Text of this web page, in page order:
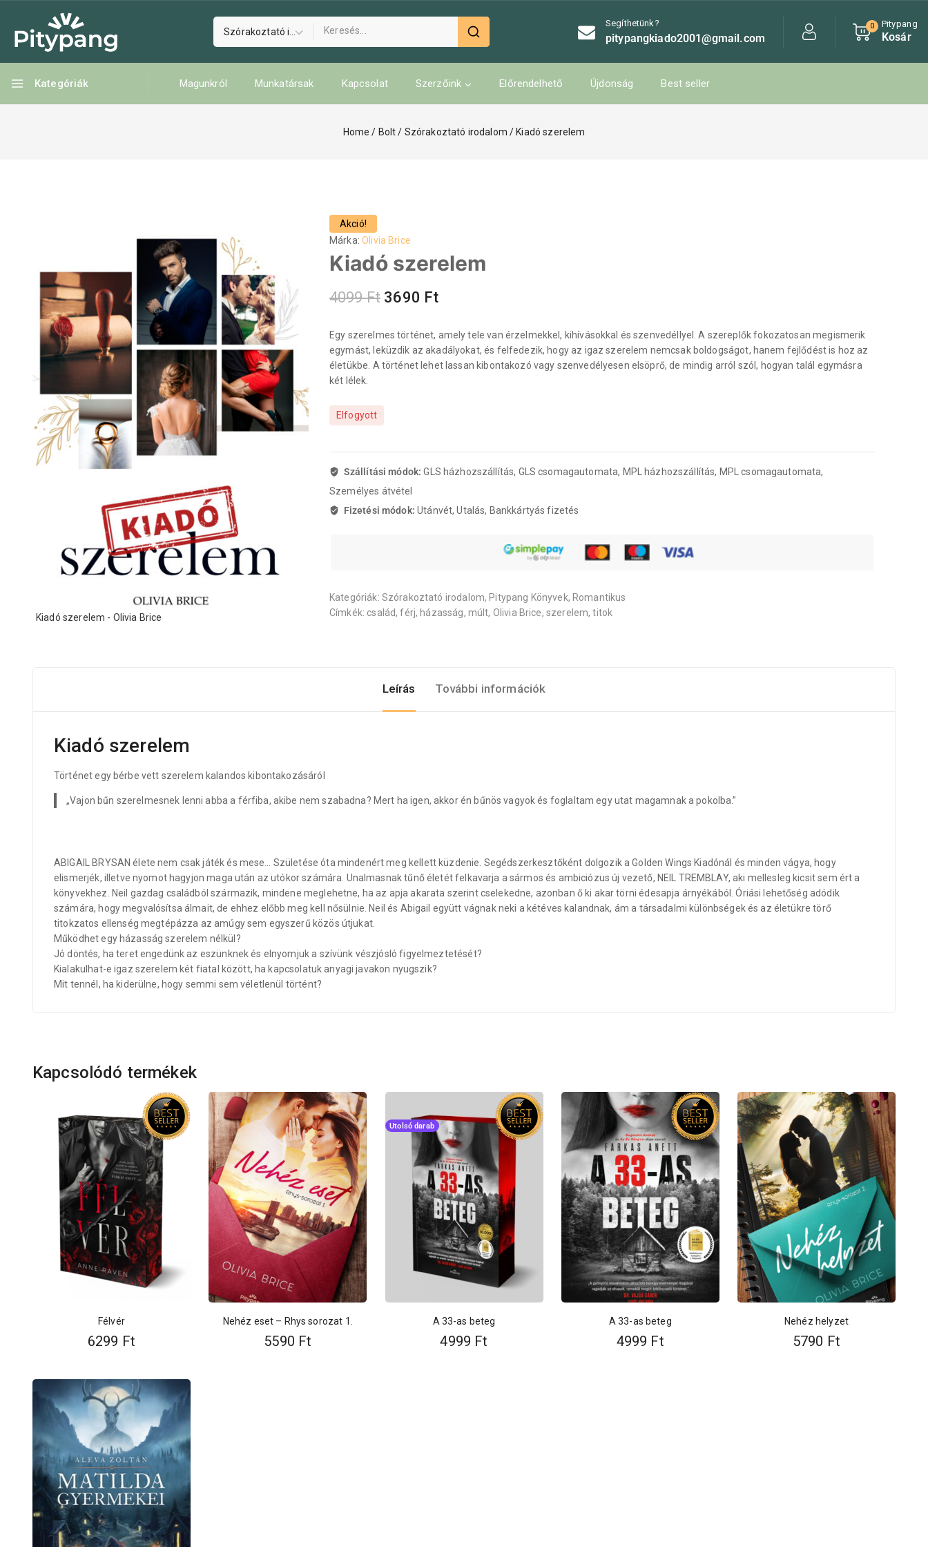
Segíthetünk?
pitypangkiado2001@gmail.com
0 Pitypang
Kosár
Kategóriák Magunkról Munkatársak Kapcsolat Szerzőink Előrendelhető Újdonság Best seller
Home / Bolt / Szórakoztató irodalom / Kiadó szerelem
Kiadó szerelem - Olivia Brice
Akció!
Márka:Olivia Brice
Kiadó szerelem
4099Ft 3690 Ft
Egy szerelmes történet, amely tele van érzelmekkel, kihívásokkal és szenvedéllyel. A szereplők fokozatosan megismerik
egymást, leküzdik az akadályokat, és felfedezik, hogy az igaz szerelem nemcsak boldogságot, hanem fejlődést is hoz az
életükbe. A történet lehet lassan kibontakozó vagy szenvedélyesen elsöprő, de mindig arról szól, hogyan talál egymásra
két lélek.
Elfogyott
Szállítási módok:GLS házhozszállítás, GLS csomagautomata, MPL házhozszállítás, MPL csomagautomata,
Személyes átvétel
Fizetési módok:Utánvét, Utalás, Bankkártyás fizetés
Kategóriák: Szórakoztató irodalom, Pitypang Könyvek, Romantikus
Címkék: család,férj, házasság, múlt, Olivia Brice, szerelem,titok
Leírás További információk
Kiadó szerelem
Történet egy bérbe vett szerelem kalandos kibontakozásáról
„Vajon bűn szerelmesnek lenni abba a férfiba, akibe nem szabadna? Mert ha igen, akkor én bűnös vagyok és foglaltam egy utat magamnak a pokolba.”
ABIGAIL BRYSAN élete nem csak játék és mese… Születése óta mindenért meg kellett küzdenie. Segédszerkesztőként dolgozik a Golden Wings Kiadónál és minden vágya, hogy
elismerjék, illetve nyomot hagyjon maga után az utókor számára. Unalmasnak tűnő életét felkavarja a sármos és ambiciózus új vezető, NEIL TREMBLAY, aki mellesleg kicsit sem ért a
könyvekhez. Neil gazdag családból származik, mindene meglehetne, ha az apja akarata szerint cselekedne, azonban ő ki akar törni édesapja árnyékából. Óriási lehetőség adódik
számára, hogy megvalósítsa álmait, de ehhez előbb meg kell nősülnie. Neil és Abigail együtt vágnak neki a kétéves kalandnak, ám a társadalmi különbségek és az életükre törő
titokzatos ellenség megtépázza az amúgy sem egyszerű közös útjukat.
Működhet egy házasság szerelem nélkül?
Jó döntés, ha teret engedünk az eszünknek és elnyomjuk a szívünk vészjósló figyelmeztetését?
Kialakulhat-e igaz szerelem két fiatal között, ha kapcsolatuk anyagi javakon nyugszik?
Mit tennél, ha kiderülne, hogy semmi sem véletlenül történt?
Kapcsolódó termékek
Félvér
6299 Ft
Nehéz eset – Rhys sorozat 1.
5590 Ft
Utolsó darab
A 33-as beteg
4999 Ft
A 33-as beteg
4999 Ft
Nehéz helyzet
5790 Ft